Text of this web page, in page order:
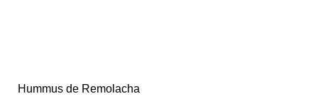
Hummus de Remolacha